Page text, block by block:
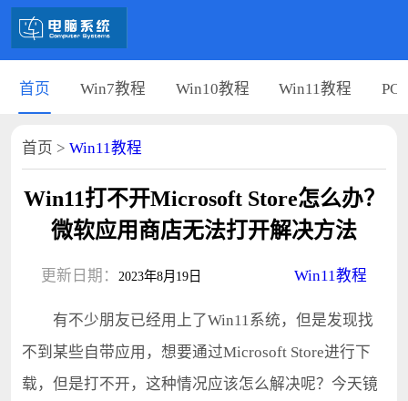
首页 Win7教程 Win10教程 Win11教程 PC
首页 > Win11教程
Win11打不开Microsoft Store怎么办？
微软应用商店无法打开解决方法
更新日期： 2023年8月19日 Win11教程
有不少朋友已经用上了Win11系统，但是发现找
不到某些自带应用，想要通过Microsoft Store进行下
载，但是打不开，这种情况应该怎么解决呢？今天镜